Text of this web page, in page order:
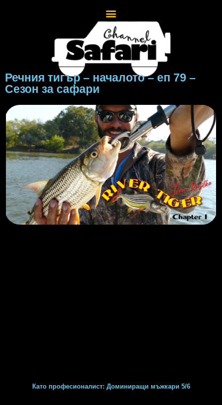
Речния тигър – началото – еп 79 –
Сезон за сафари
Като професионалист: Доминиращи мъжкари 5/6